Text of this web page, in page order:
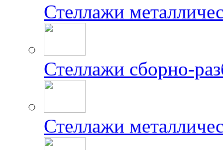
Стеллажи
Стеллажи сборно-
Стеллажи